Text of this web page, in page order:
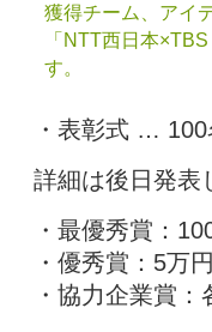
獲得チーム、アイ
「NTT西日本
す。
・表彰式 …
詳細は後日発表
・最優秀賞：
・優秀賞：5万
・協力企業賞